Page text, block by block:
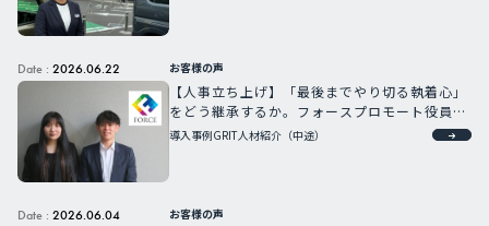
Date : 2026.06.22 お客様の声
【人事立ち上げ】「最後までやり切る執着心」
をどう継承するか。フォースプロモート役員が
語る次世代育成への強い想い
導入事例GRIT人材紹介（中途）
Date : 2026.06.04 お客様の声